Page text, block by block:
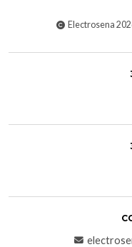
Electrosena